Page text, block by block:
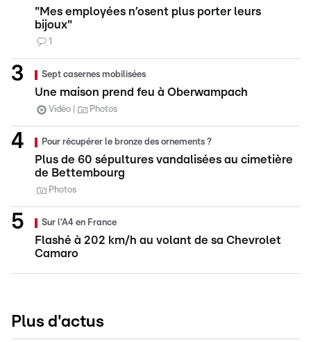
"Mes employées n’osent plus porter leurs
bijoux"
1
Sept casernes mobilisées
Une maison prend feu à Oberwampach
Vidéo Photos
Pour récupérer le bronze des ornements ?
Plus de 60 sépultures vandalisées au cimetière
de Bettembourg
Photos
Sur l'A4 en France
Flashé à 202 km/h au volant de sa Chevrolet
Camaro
Plus d'actus